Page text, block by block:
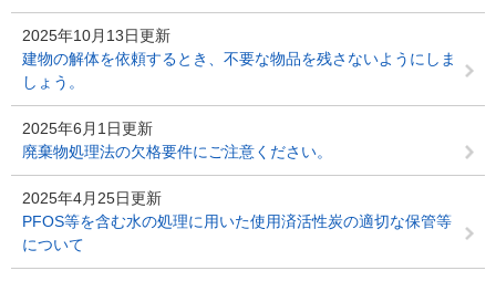
2025年10月13日更新
建物の解体を依頼するとき、不要な物品を残さないようにしま
しょう。
2025年6月1日更新
廃棄物処理法の欠格要件にご注意ください。
2025年4月25日更新
PFOS等を含む水の処理に用いた使用済活性炭の適切な保管等
について